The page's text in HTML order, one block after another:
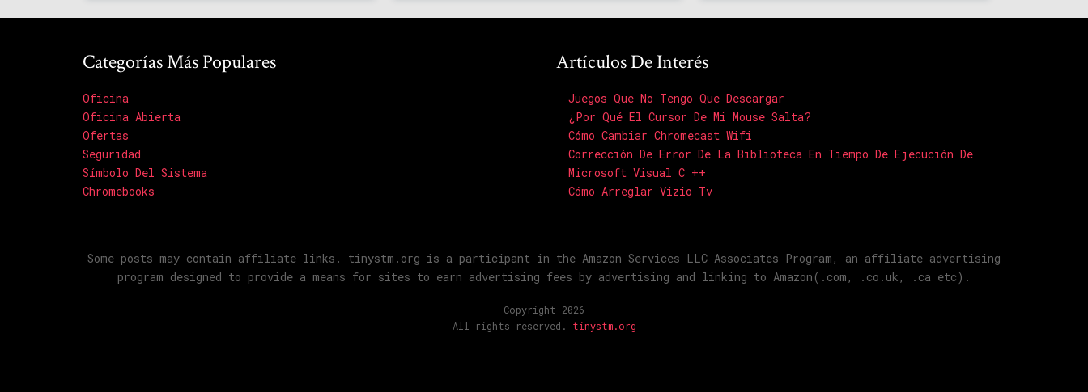
Categorías Más Populares
Oficina
Oficina Abierta
Ofertas
Seguridad
Símbolo Del Sistema
Chromebooks
Artículos De Interés
Juegos Que No Tengo Que Descargar
¿Por Qué El Cursor De Mi Mouse Salta?
Cómo Cambiar Chromecast Wifi
Corrección De Error De La Biblioteca En Tiempo De Ejecución De
Microsoft Visual C ++
Cómo Arreglar Vizio Tv
Some posts may contain affiliate links. tinystm.org is a participant in the Amazon Services LLC Associates Program, an affiliate advertising
program designed to provide a means for sites to earn advertising fees by advertising and linking to Amazon(.com, .co.uk, .ca etc).
Copyright 2026
All rights reserved. tinystm.org